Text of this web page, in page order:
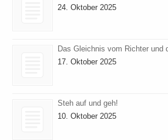
24. Oktober 2025
Das Gleichnis vom Richter und
17. Oktober 2025
Steh auf und geh!
10. Oktober 2025